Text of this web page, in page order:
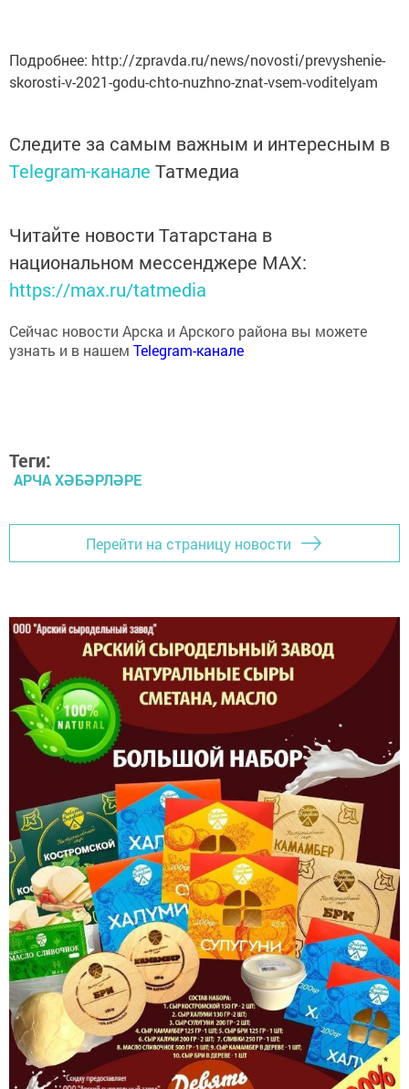
skorosti-v-2021-godu-chto-nuzhno-znat-vsem-voditelyam
Telegram-каналеТатмедиа
национальном мессенджере MАХ:
https://max.ru/tatmedia
узнать и в нашемTelegram-канале
АРЧА ХӘБӘРЛӘРЕ
Перейти на страницу новости